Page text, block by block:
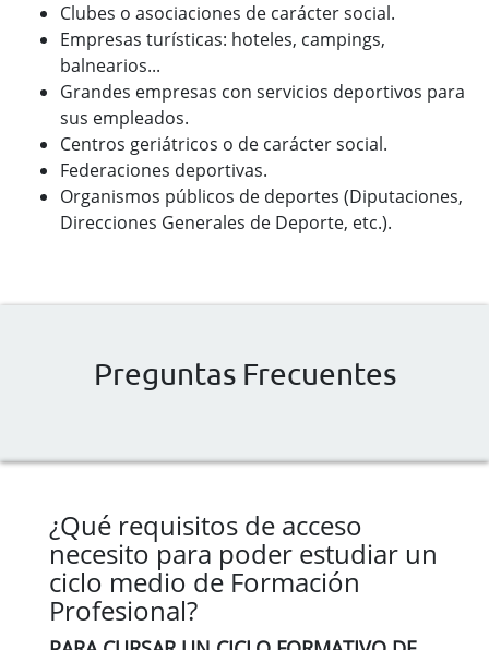
Clubes o asociaciones de carácter social.
Empresas turísticas: hoteles, campings,
balnearios...
Grandes empresas con servicios deportivos para
sus empleados.
Centros geriátricos o de carácter social.
Federaciones deportivas.
Organismos públicos de deportes (Diputaciones,
Direcciones Generales de Deporte, etc.).
Preguntas Frecuentes
¿Qué requisitos de acceso
necesito para poder estudiar un
ciclo medio de Formación
Profesional?